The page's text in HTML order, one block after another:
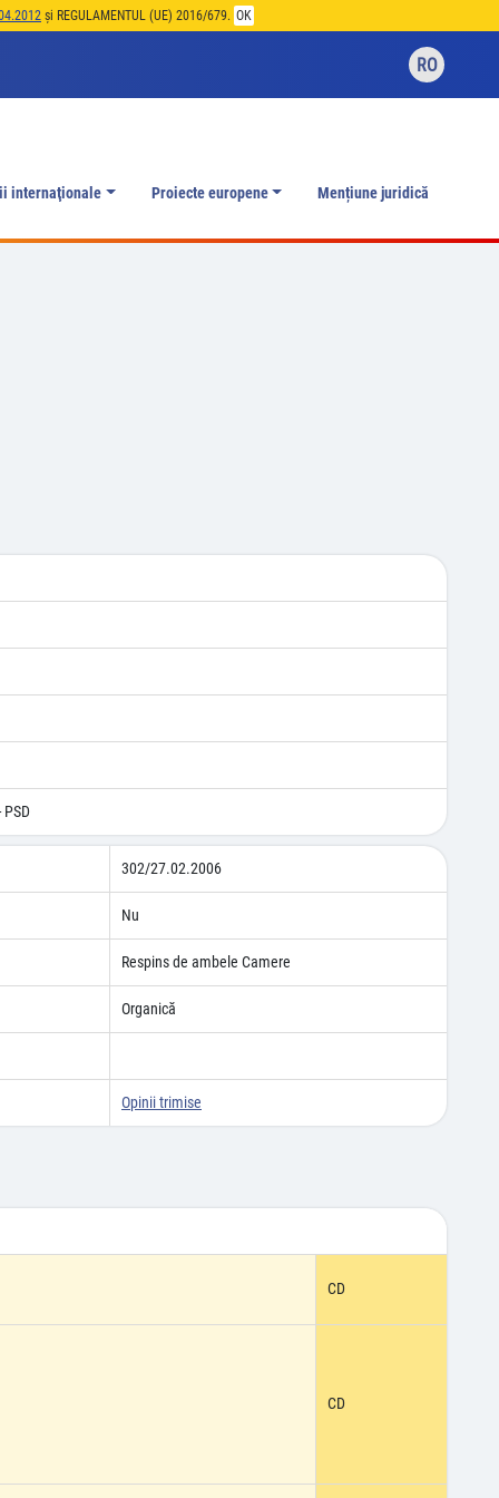
și REGULAMENTUL (UE) 2016/679. OK
RO
internaţionale Proiecte europene Mențiune juridică
302/27.02.2006
Nu
Respins de ambele Camere
Organică
Opinii trimise
CD
CD